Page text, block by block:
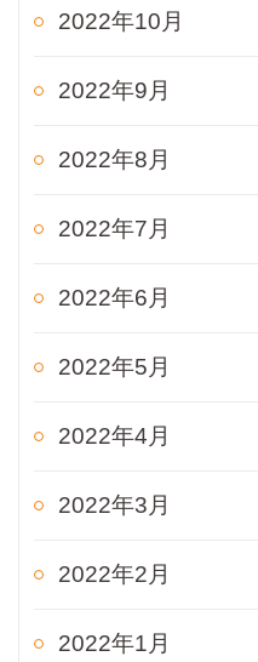
2022年10月
2022年9月
2022年8月
2022年7月
2022年6月
2022年5月
2022年4月
2022年3月
2022年2月
2022年1月